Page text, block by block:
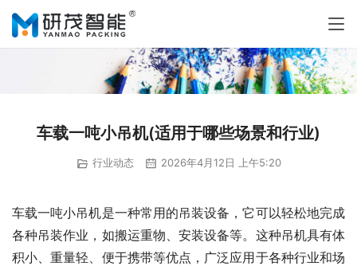
车载一吨小吊机(适用于哪些场景和行业)
行业动态 2026年4月12日 上午5:20
车载一吨小吊机是一种常用的吊装设备，它可以轻松地完成
各种吊装作业，如搬运重物、安装设备等。这种吊机具有体
积小、重量轻、便于携带等优点，广泛应用于各种行业和场